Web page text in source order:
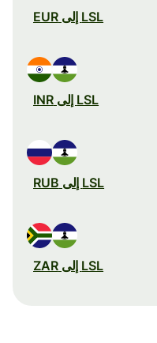
LSL إلى EUR
LSL إلى INR
LSL إلى RUB
LSL إلى ZAR